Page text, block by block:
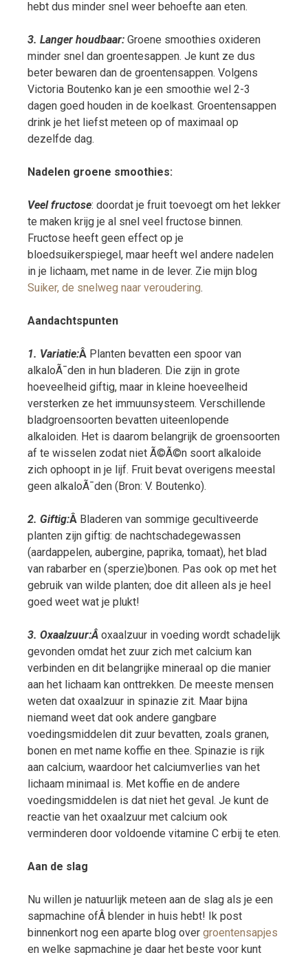
hebt dus minder snel weer behoefte aan eten.
3. Langer houdbaar: Groene smoothies oxideren
minder snel dan groentesappen. Je kunt ze dus
beter bewaren dan de groentensappen. Volgens
Victoria Boutenko kan je een smoothie wel 2-3
dagen goed houden in de koelkast. Groentensappen
drink je het liefst meteen op of maximaal op
dezelfde dag.
Nadelen groene smoothies:
Veel fructose: doordat je fruit toevoegt om het lekker
te maken krijg je al snel veel fructose binnen.
Fructose heeft geen effect op je
bloedsuikerspiegel, maar heeft wel andere nadelen
in je lichaam, met name in de lever. Zie mijn blog
Suiker, de snelweg naar veroudering.
Aandachtspunten
1. Variatie:Â Planten bevatten een spoor van
alkaloÃ¯den in hun bladeren. Die zijn in grote
hoeveelheid giftig, maar in kleine hoeveelheid
versterken ze het immuunsysteem. Verschillende
bladgroensoorten bevatten uiteenlopende
alkaloiden. Het is daarom belangrijk de groensoorten
af te wisselen zodat niet Ã©Ã©n soort alkaloide
zich ophoopt in je lijf. Fruit bevat overigens meestal
geen alkaloÃ¯den (Bron: V. Boutenko).
2. Giftig:Â Bladeren van sommige gecultiveerde
planten zijn giftig: de nachtschadegewassen
(aardappelen, aubergine, paprika, tomaat), het blad
van rabarber en (sperzie)bonen. Pas ook op met het
gebruik van wilde planten; doe dit alleen als je heel
goed weet wat je plukt!
3. Oxaalzuur:Â oxaalzuur in voeding wordt schadelijk
gevonden omdat het zuur zich met calcium kan
verbinden en dit belangrijke mineraal op die manier
aan het lichaam kan onttrekken. De meeste mensen
weten dat oxaalzuur in spinazie zit. Maar bijna
niemand weet dat ook andere gangbare
voedingsmiddelen dit zuur bevatten, zoals granen,
bonen en met name koffie en thee. Spinazie is rijk
aan calcium, waardoor het calciumverlies van het
lichaam minimaal is. Met koffie en de andere
voedingsmiddelen is dat niet het geval. Je kunt de
reactie van het oxaalzuur met calcium ook
verminderen door voldoende vitamine C erbij te eten.
Aan de slag
Nu willen je natuurlijk meteen aan de slag als je een
sapmachine ofÂ blender in huis hebt! Ik post
binnenkort nog een aparte blog over groentensapjes
en welke sapmachine je daar het beste voor kunt